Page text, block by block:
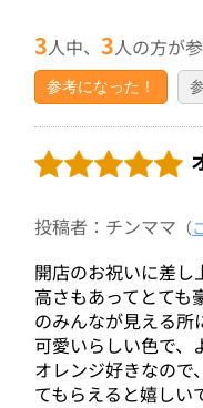
3人中、3人の方が
参考になった！
投稿者：チンママ （
開店のお祝いに差し
高さもあってとても
のみんなが見える所
可愛いらしい色で、
オレンジ好きなので
てもらえると嬉しい